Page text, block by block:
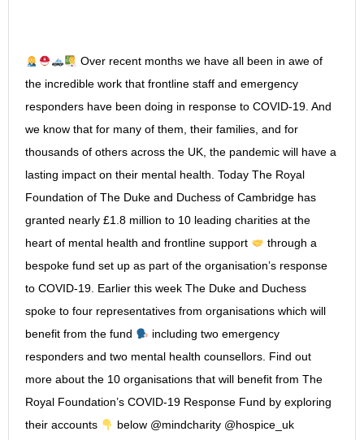
Over recent months we have all been in awe of
the incredible work that frontline staff and emergency
responders have been doing in response to COVID-19. And
we know that for many of them, their families, and for
thousands of others across the UK, the pandemic will have a
lasting impact on their mental health. Today The Royal
Foundation of The Duke and Duchess of Cambridge has
granted nearly £1.8 million to 10 leading charities at the
heart of mental health and frontline support
through a
bespoke fund set up as part of the organisation’s response
to COVID-19. Earlier this week The Duke and Duchess
spoke to four representatives from organisations which will
benefit from the fund
including two emergency
responders and two mental health counsellors. Find out
more about the 10 organisations that will benefit from The
Royal Foundation’s COVID-19 Response Fund by exploring
their accounts
below @mindcharity @hospice_uk